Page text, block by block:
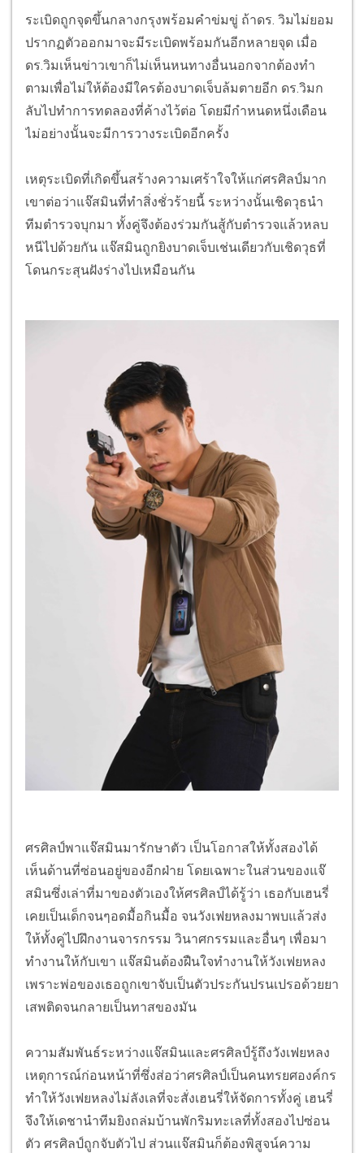
ระเบิดถูกจุดขึ้นกลางกรุงพร้อมคำข่มขู่ ถ้าดร. วิมไม่ยอม
ปรากฏตัวออกมาจะมีระเบิดพร้อมกันอีกหลายจุด เมื่อ
ดร.วิมเห็นข่าวเขาก็ไม่เห็นหนทางอื่นนอกจากต้องทำ
ตามเพื่อไม่ให้ต้องมีใครต้องบาดเจ็บล้มตายอีก ดร.วิมก
ลับไปทำการทดลองที่ค้างไว้ต่อ โดยมีกำหนดหนึ่งเดือน
ไม่อย่างนั้นจะมีการวางระเบิดอีกครั้ง
เหตุระเบิดที่เกิดขึ้นสร้างความเศร้าใจให้แก่ศรศิลป์มาก
เขาต่อว่าแจ๊สมินที่ทำสิ่งชั่วร้ายนี้ ระหว่างนั้นเชิดวุธนำ
ทีมตำรวจบุกมา ทั้งคู่จึงต้องร่วมกันสู้กับตำรวจแล้วหลบ
หนีไปด้วยกัน แจ๊สมินถูกยิงบาดเจ็บเช่นเดียวกับเชิดวุธที่
โดนกระสุนฝังร่างไปเหมือนกัน
ศรศิลป์พาแจ๊สมินมารักษาตัว เป็นโอกาสให้ทั้งสองได้
เห็นด้านที่ซ่อนอยู่ของอีกฝ่าย โดยเฉพาะในส่วนของแจ๊
สมินซึ่งเล่าที่มาของตัวเองให้ศรศิลป์ได้รู้ว่า เธอกับเฮนรี่
เคยเป็นเด็กจนๆอดมื้อกินมื้อ จนวังเฟยหลงมาพบแล้วส่ง
ให้ทั้งคู่ไปฝึกงานจารกรรม วินาศกรรมและอื่นๆ เพื่อมา
ทำงานให้กับเขา แจ๊สมินต้องฝืนใจทำงานให้วังเฟยหลง
เพราะพ่อของเธอถูกเขาจับเป็นตัวประกันปรนเปรอด้วยยา
เสพติดจนกลายเป็นทาสของมัน
ความสัมพันธ์ระหว่างแจ๊สมินและศรศิลป์รู้ถึงวังเฟยหลง
เหตุการณ์ก่อนหน้าที่ซึ่งส่อว่าศรศิลป์เป็นคนทรยศองค์กร
ทำให้วังเฟยหลงไม่ลังเลที่จะสั่งเฮนรี่ให้จัดการทั้งคู่ เฮนรี่
จึงให้เดชานำทีมยิงถล่มบ้านพักริมทะเลที่ทั้งสองไปซ่อน
ตัว ศรศิลป์ถูกจับตัวไป ส่วนแจ๊สมินก็ต้องพิสูจน์ความ